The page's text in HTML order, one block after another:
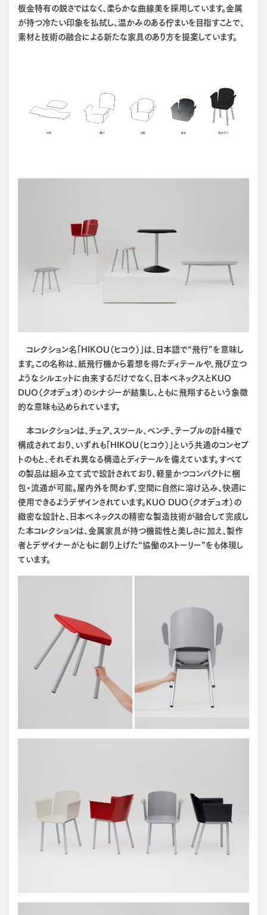
板金特有の鋭さではなく、柔らかな曲線美を採用しています。金属
が持つ冷たい印象を払拭し、温かみのある佇まいを目指すことで、
素材と技術の融合による新たな家具のあり方を提案しています。
コレクション名「HIKOU（ヒコウ）」は、日本語で“飛行”を意味し
ます。この名称は、紙飛行機から着想を得たディテールや、飛び立つ
ようなシルエットに由来するだけでなく、日本ベネックスとKUO
DUO（クオデュオ）のシナジーが結集し、ともに飛翔するという象徴
的な意味も込められています。
本コレクションは、チェア、スツール、ベンチ、テーブルの計4種で
構成されており、いずれも「HIKOU（ヒコウ）」という共通のコンセプ
トのもと、それぞれ異なる構造とディテールを備えています。すべて
の製品は組み立て式で設計されており、軽量かつコンパクトに梱
包・流通が可能。屋内外を問わず、空間に自然に溶け込み、快適に
使用できるようデザインされています。KUO DUO（クオデュオ）の
緻密な設計と、日本ベネックスの精密な製造技術が融合して完成し
た本コレクションは、金属家具が持つ機能性と美しさに加え、製作
者とデザイナーがともに創り上げた“協働のストーリー”をも体現し
ています。